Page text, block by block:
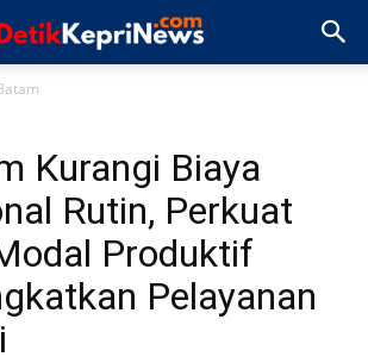
Kurangi Biaya
Rutin, Perkuat
Produktif
Pelayanan